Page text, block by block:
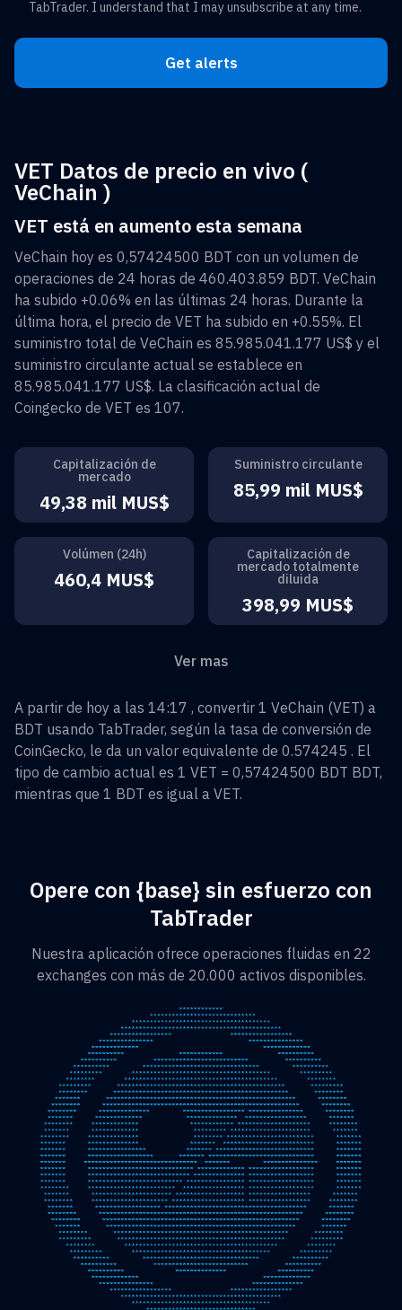
TabTrader. I understand that I may unsubscribe at any time.
Get alerts
VET Datos de precio en vivo (
VeChain )
VET está en aumento esta semana
VeChain hoy es 0,57424500 BDT con un volumen de
operaciones de 24 horas de 460.403.859 BDT. VeChain
ha subido +0.06% en las últimas 24 horas. Durante la
última hora, el precio de VET ha subido en +0.55%. El
suministro total de VeChain es 85.985.041.177 US$ y el
suministro circulante actual se establece en
85.985.041.177 US$. La clasificación actual de
Coingecko de VET es 107.
Capitalización de
mercado
49,38 mil MUS$
Suministro circulante
85,99 mil MUS$
Volúmen (24h)
460,4 MUS$
Capitalización de
mercado totalmente
diluida
398,99 MUS$
Ver mas
A partir de hoy a las 14:17 , convertir 1 VeChain (VET) a
BDT usando TabTrader, según la tasa de conversión de
CoinGecko, le da un valor equivalente de 0.574245 . El
tipo de cambio actual es 1 VET = 0,57424500 BDT BDT,
mientras que 1 BDT es igual a VET.
Opere con {base} sin esfuerzo con
TabTrader
Nuestra aplicación ofrece operaciones fluidas en 22
exchanges con más de 20.000 activos disponibles.